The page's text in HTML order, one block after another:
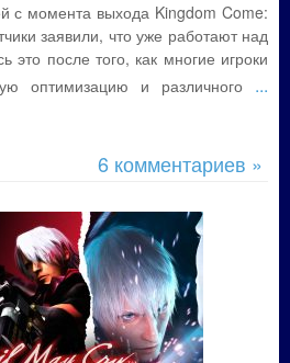
момента выхода Kingdom Come:
заявили, что уже работают над
это после того, как многие игроки
оптимизацию и различного ...
6 комментариев »